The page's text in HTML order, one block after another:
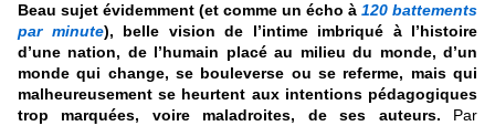
Beau sujet évidemment (et comme un écho à 120 battements
par minute), belle vision de l’intime imbriqué à l’histoire
d’une nation, de l’humain placé au milieu du monde, d’un
monde qui change, se bouleverse ou se referme, mais qui
malheureusement se heurtent aux intentions pédagogiques
trop marquées, voire maladroites, de ses auteurs. Par